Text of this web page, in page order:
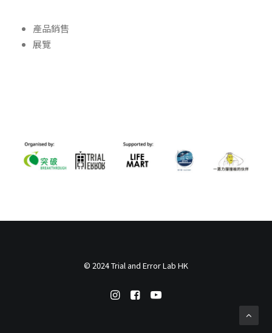
產品銷售
展覽
© 2024 Trial and Error Lab HK